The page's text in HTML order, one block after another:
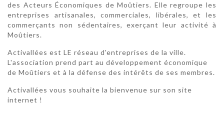
des Acteurs Économiques de Moûtiers. Elle regroupe les
entreprises artisanales, commerciales, libérales, et les
commerçants non sédentaires, exerçant leur activité à
Moûtiers.
Activallées est LE réseau d'entreprises de la ville.
L'association prend part au développement économique
de Moûtiers et à la défense des intérêts de ses membres.
Activallées vous souhaite la bienvenue sur son site
internet !